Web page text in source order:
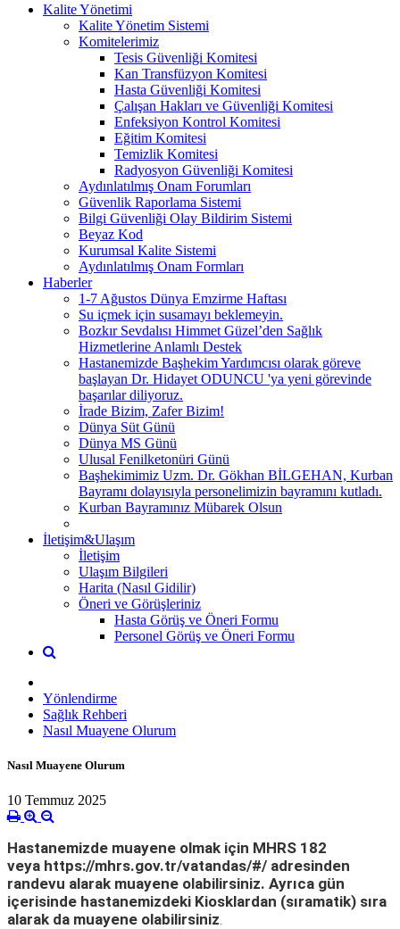
Kalite Yönetimi
Kalite Yönetim Sistemi
Komitelerimiz
Tesis Güvenliği Komitesi
Kan Transfüzyon Komitesi
Hasta Güvenliği Komitesi
Çalışan Hakları ve Güvenliği Komitesi
Enfeksiyon Kontrol Komitesi
Eğitim Komitesi
Temizlik Komitesi
Radyosyon Güvenliği Komitesi
Aydınlatılmış Onam Forumları
Güvenlik Raporlama Sistemi
Bilgi Güvenliği Olay Bildirim Sistemi
Beyaz Kod
Kurumsal Kalite Sistemi
Aydınlatılmış Onam Formları
Haberler
1-7 Ağustos Dünya Emzirme Haftası
Su içmek için susamayı beklemeyin.
Bozkır Sevdalısı Himmet Güzel’den Sağlık
Hizmetlerine Anlamlı Destek
Hastanemizde Başhekim Yardımcısı olarak göreve
başlayan Dr. Hidayet ODUNCU 'ya yeni görevinde
başarılar diliyoruz.
İrade Bizim, Zafer Bizim!
Dünya Süt Günü
Dünya MS Günü
Ulusal Fenilketonüri Günü
Başhekimimiz Uzm. Dr. Gökhan BİLGEHAN, Kurban
Bayramı dolayısıyla personelimizin bayramını kutladı.
Kurban Bayramınız Mübarek Olsun
İletişim&Ulaşım
İletişim
Ulaşım Bilgileri
Harita (Nasıl Gidilir)
Öneri ve Görüşleriniz
Hasta Görüş ve Öneri Formu
Personel Görüş ve Öneri Formu
Yönlendirme
Sağlık Rehberi
Nasıl Muayene Olurum
Nasıl Muayene Olurum
10 Temmuz 2025
Hastanemizde muayene olmak için MHRS 182
veya https://mhrs.gov.tr/vatandas/#/ adresinden
randevu alarak muayene olabilirsiniz. Ayrıca gün
içerisinde hastanemizdeki Kiosklardan (sıramatik) sıra
alarak da muayene olabilirsiniz.